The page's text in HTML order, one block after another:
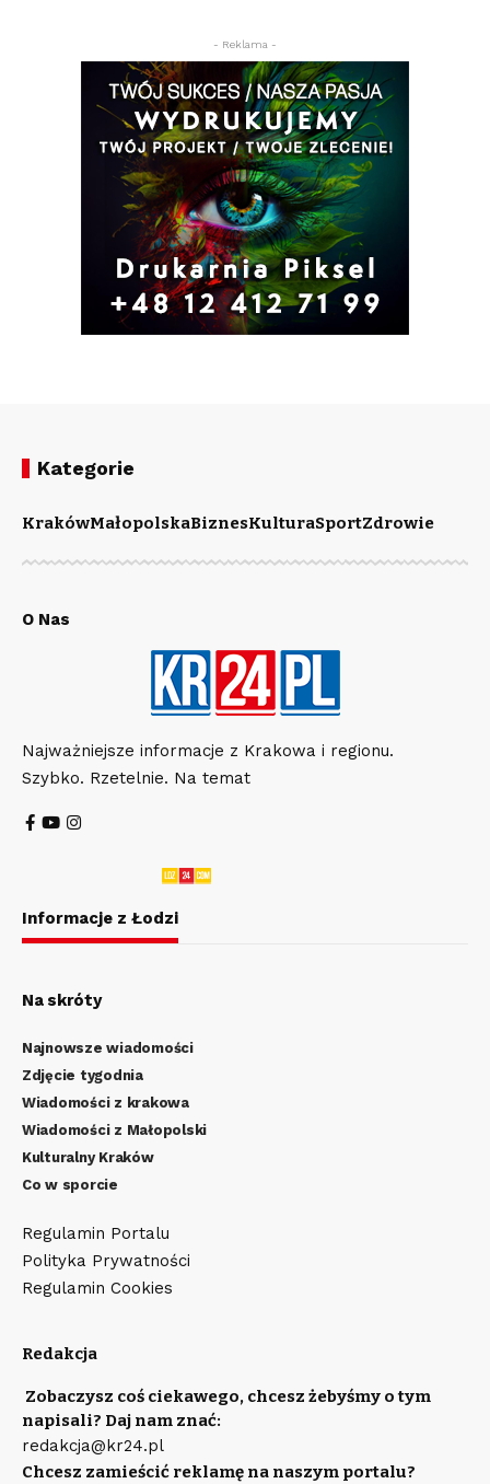
- Reklama -
Kategorie
KrakówMałopolskaBiznesKulturaSportZdrowie
O Nas
Najważniejsze informacje z Krakowa i regionu.
Szybko. Rzetelnie. Na temat
Informacje z Łodzi
Na skróty
Najnowsze wiadomości
Zdjęcie tygodnia
Wiadomości z krakowa
Wiadomości z Małopolski
Kulturalny Kraków
Co w sporcie
Regulamin Portalu
Polityka Prywatności
Regulamin Cookies
Redakcja
Zobaczysz coś ciekawego, chcesz żebyśmy o tym
napisali? Daj nam znać:
redakcja@kr24.pl
Chcesz zamieścić reklamę na naszym portalu?